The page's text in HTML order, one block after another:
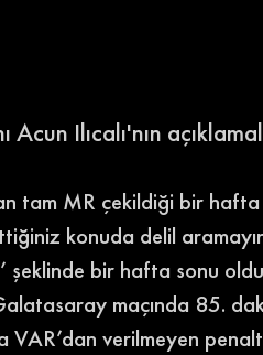
Acun Ilıcalı'nın
tam MR çekildiği bir hafta
konuda delil
şeklinde bir hafta sonu
maçında 85.
verilmeyen